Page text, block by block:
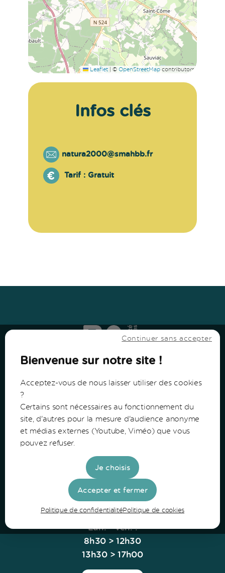
Leaflet | © OpenStreetMap contributors
Infos clés
natura2000@smahbb.fr
Tarif : Gratuit
Communauté de Communes du Bazadais
Lieu-Dit Coucut
33430 Bazas
Tel: 05 56 25 28 81
Horaires
Lun. - Ven. :
8h30 > 12h30
13h30 > 17h00
Continuer sans accepter
Bienvenue sur notre site !
Acceptez-vous de nous laisser utiliser des cookies
?
Certains sont nécessaires au fonctionnement du
site, d'autres pour la mesure d'audience anonyme
et médias externes (Youtube, Viméo) que vous
pouvez refuser.
Je choisis
Accepter et fermer
Politique de confidentialitéPolitique de cookies